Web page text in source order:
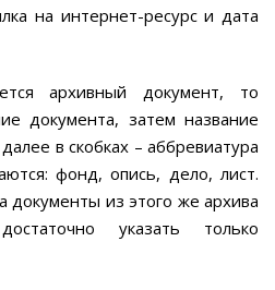
на интернет-ресурс и дата
архивный документ, то
документа, затем название
в скобках – аббревиатура
фонд, опись, дело, лист.
документы из этого же архива
указать только